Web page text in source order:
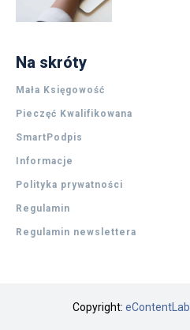
Na skróty
Mała Księgowość
Pieczęć Kwalifikowana
SmartPodpis
Informacje
Polityka prywatności
Regulamin
Regulamin newslettera
Copyright: eContentLab